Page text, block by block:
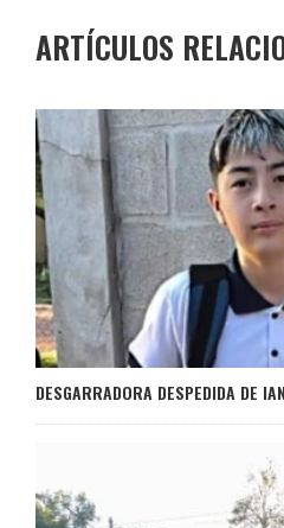
ARTÍCULOS
DESGARRADORA DESPEDIDA DE